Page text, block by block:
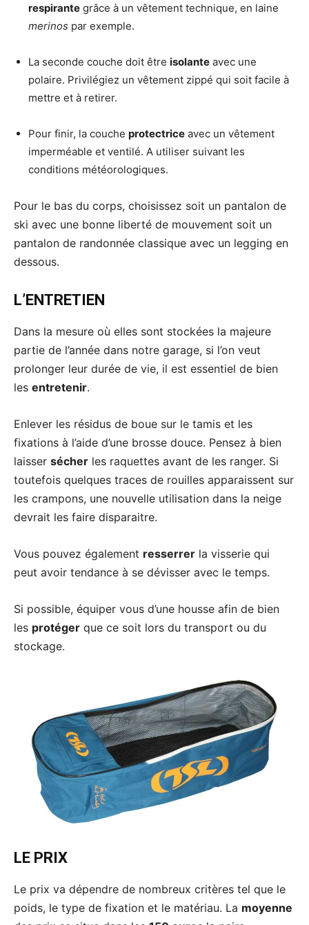
respirante grâce à un vêtement technique, en laine
merinos par exemple.
La seconde couche doit être isolante avec une
polaire. Privilégiez un vêtement zippé qui soit facile à
mettre et à retirer.
Pour finir, la couche protectrice avec un vêtement
imperméable et ventilé. A utiliser suivant les
conditions météorologiques.
Pour le bas du corps, choisissez soit un pantalon de
ski avec une bonne liberté de mouvement soit un
pantalon de randonnée classique avec un legging en
dessous.
L’ENTRETIEN
Dans la mesure où elles sont stockées la majeure
partie de l’année dans notre garage, si l’on veut
prolonger leur durée de vie, il est essentiel de bien
les entretenir.
Enlever les résidus de boue sur le tamis et les
fixations à l’aide d’une brosse douce. Pensez à bien
laisser sécher les raquettes avant de les ranger. Si
toutefois quelques traces de rouilles apparaissent sur
les crampons, une nouvelle utilisation dans la neige
devrait les faire disparaitre.
Vous pouvez également resserrer la visserie qui
peut avoir tendance à se dévisser avec le temps.
Si possible, équiper vous d’une housse afin de bien
les protéger que ce soit lors du transport ou du
stockage.
LE PRIX
Le prix va dépendre de nombreux critères tel que le
poids, le type de fixation et le matériau. La moyenne